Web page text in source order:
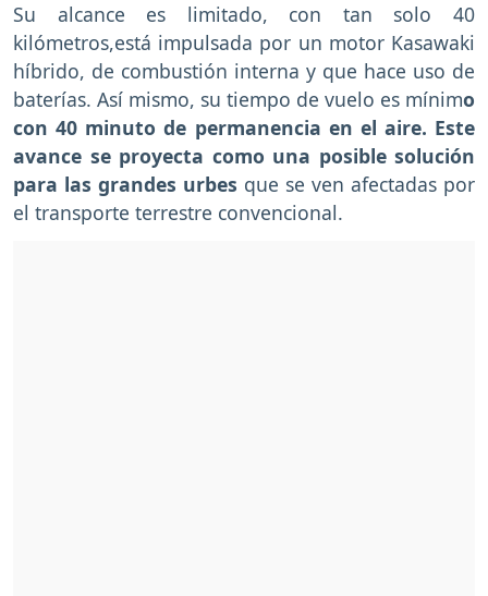
Su alcance es limitado, con tan solo 40
kilómetros,está impulsada por un motor Kasawaki
híbrido, de combustión interna y que hace uso de
baterías. Así mismo, su tiempo de vuelo es mínimo
con 40 minuto de permanencia en el aire. Este
avance se proyecta como una posible solución
para las grandes urbes que se ven afectadas por
el transporte terrestre convencional.